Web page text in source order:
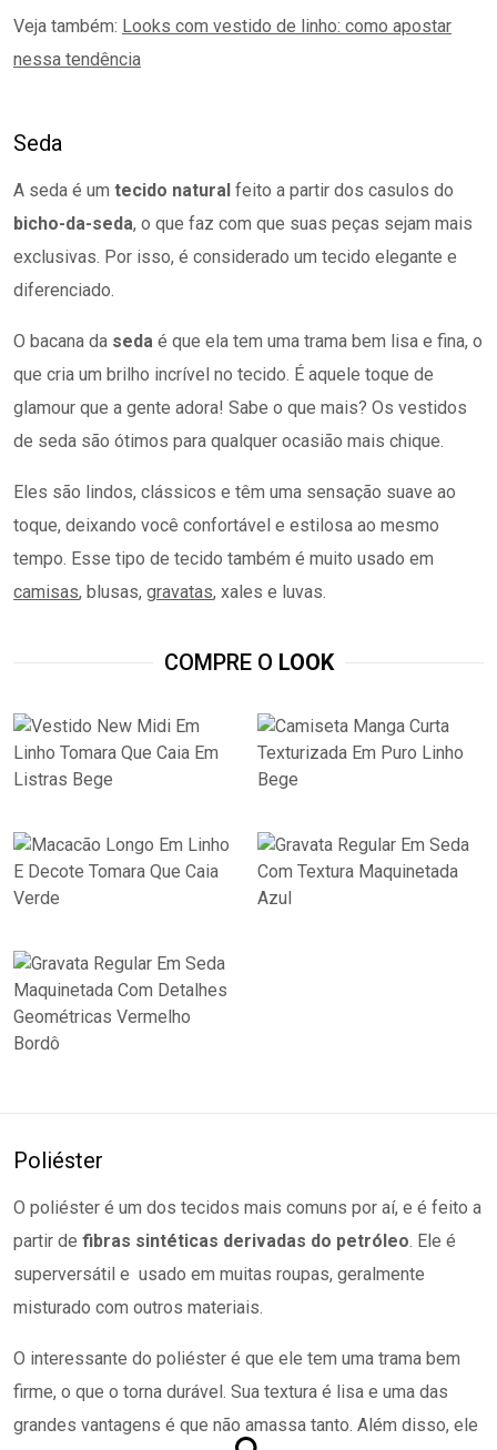
Veja também: Looks com vestido de linho: como apostar
nessa tendência
Seda
A seda é um tecido natural feito a partir dos casulos do
bicho-da-seda, o que faz com que suas peças sejam mais
exclusivas. Por isso, é considerado um tecido elegante e
diferenciado.
O bacana da seda é que ela tem uma trama bem lisa e fina, o
que cria um brilho incrível no tecido. É aquele toque de
glamour que a gente adora! Sabe o que mais? Os vestidos
de seda são ótimos para qualquer ocasião mais chique.
Eles são lindos, clássicos e têm uma sensação suave ao
toque, deixando você confortável e estilosa ao mesmo
tempo. Esse tipo de tecido também é muito usado em
camisas, blusas, gravatas, xales e luvas.
COMPRE O LOOK
Poliéster
O poliéster é um dos tecidos mais comuns por aí, e é feito a
partir de fibras sintéticas derivadas do petróleo. Ele é
superversátil e usado em muitas roupas, geralmente
misturado com outros materiais.
O interessante do poliéster é que ele tem uma trama bem
firme, o que o torna durável. Sua textura é lisa e uma das
grandes vantagens é que não amassa tanto. Além disso, ele